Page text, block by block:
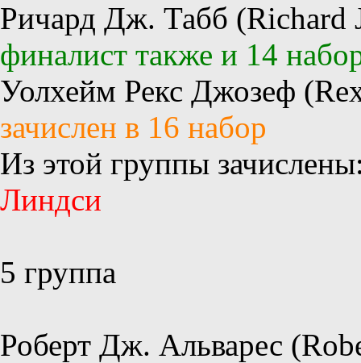
Ричард Дж. Табб
финалист также и 14
Уолхейм Рекс Джозеф
зачислен в 16 набор
Из этой группы
Линдси
5 группа
Роберт Дж. Альварес